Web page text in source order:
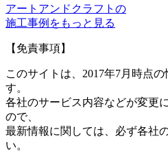
アートアンドクラフトの
施工事例をもっと見る
【免責事項】
このサイトは、2017年7月時点
す。
各社のサービス内容などが変更
ので、
最新情報に関しては、必ず各社
い。